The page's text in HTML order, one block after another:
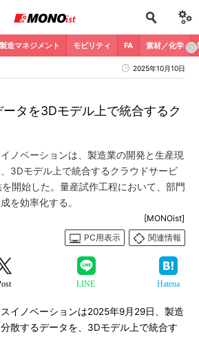
製造マネジメント モビリティ FA 素材／化学
2025年10月10日
タを3Dモデル上で統合するク
ノベーションは、製造業の開発と生産現
3Dモデル上で統合するクラウドサービ
開始した。量産試作工程において、部門
を効率化する。
[MONOist]
PC用表示
関連情報
LINE Hatena
イノベーションは2025年9月29日、製造
散するデータを、3Dモデル上で統合す